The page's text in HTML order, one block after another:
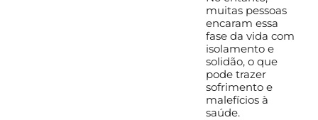
muitas pessoas
encaram essa
fase da vida com
isolamento e
solidão, o que
pode trazer
sofrimento e
malefícios à
saúde.